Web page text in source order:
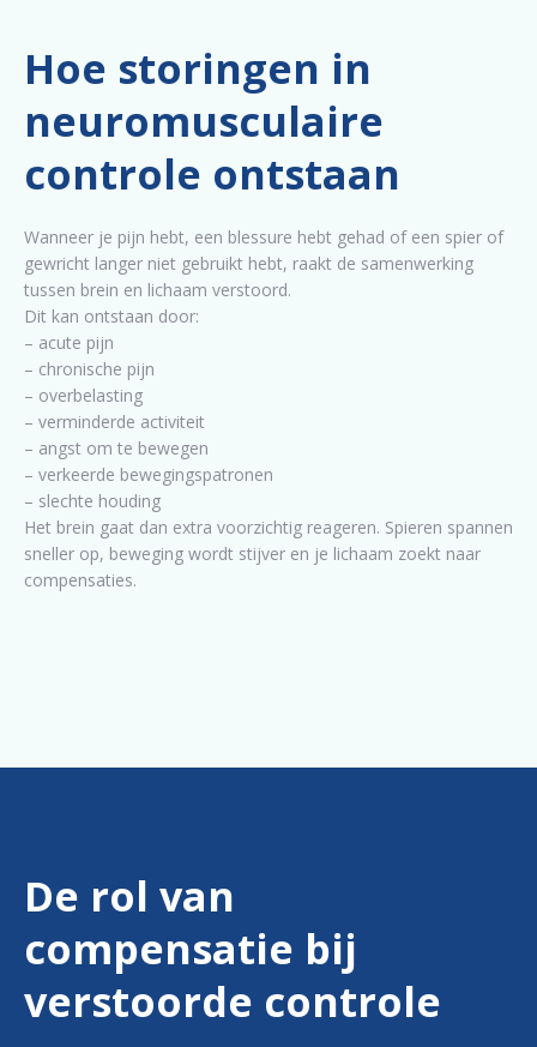
Hoe storingen in
neuromusculaire
controle ontstaan
Wanneer je pijn hebt, een blessure hebt gehad of een spier of
gewricht langer niet gebruikt hebt, raakt de samenwerking
tussen brein en lichaam verstoord.
Dit kan ontstaan door:
– acute pijn
– chronische pijn
– overbelasting
– verminderde activiteit
– angst om te bewegen
– verkeerde bewegingspatronen
– slechte houding
Het brein gaat dan extra voorzichtig reageren. Spieren spannen
sneller op, beweging wordt stijver en je lichaam zoekt naar
compensaties.
De rol van
compensatie bij
verstoorde controle